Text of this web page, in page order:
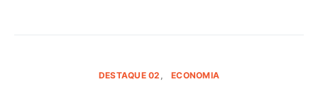
DESTAQUE 02 ECONOMIA